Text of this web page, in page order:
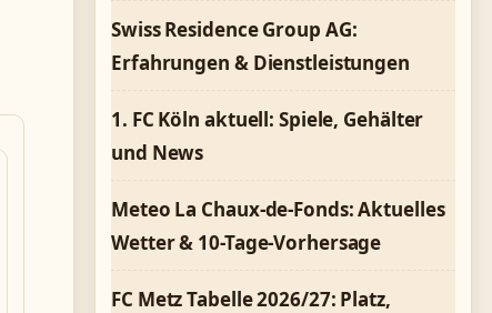
Swiss Residence Group AG:
Erfahrungen & Dienstleistungen
1. FC Köln aktuell: Spiele, Gehälter
und News
Meteo La Chaux-de-Fonds: Aktuelles
Wetter & 10-Tage-Vorhersage
FC Metz Tabelle 2026/27: Platz,